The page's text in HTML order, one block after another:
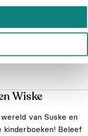
Wiske
van Suske en
Beleef